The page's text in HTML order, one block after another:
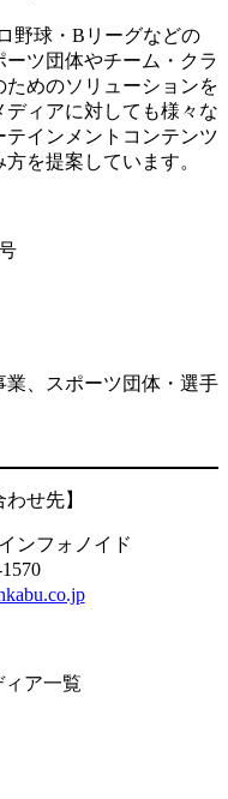
野球・Bリーグなどの
ツ団体やチーム・クラ
めのソリューションを
ィアに対しても様々な
インメントコンテンツ
を提案しています。
、スポーツ団体・選手
せ先】
ンフォノイド
ア一覧